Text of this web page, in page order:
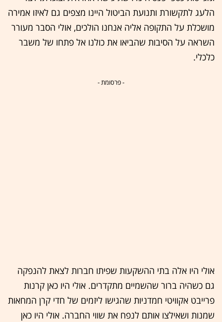
הלעג לתקשורת ותנועת הביטול היינו מצפים גם לאיזו אמירה
מושכלת על התקופה אליה אנחנו הולכים, אולי הסבר מעורר
השראה על הסיבות שהביאו את כולנו אל פתחו של משבר
כלכלי.
- פרסומת -
אולי היו אלה בתי ההשקעות שפיתו חברות לצאת להנפקה
גם כשהיה ברור שהשמיים מתקדרים. אולי היו כאן קרנות
פרייבט אקוויטי חמדניות שהגישו ליזמים של חדי קרן המחאות
שמנות ושאילצו אותם לנפח את שווי החברה. אולי היו כאן